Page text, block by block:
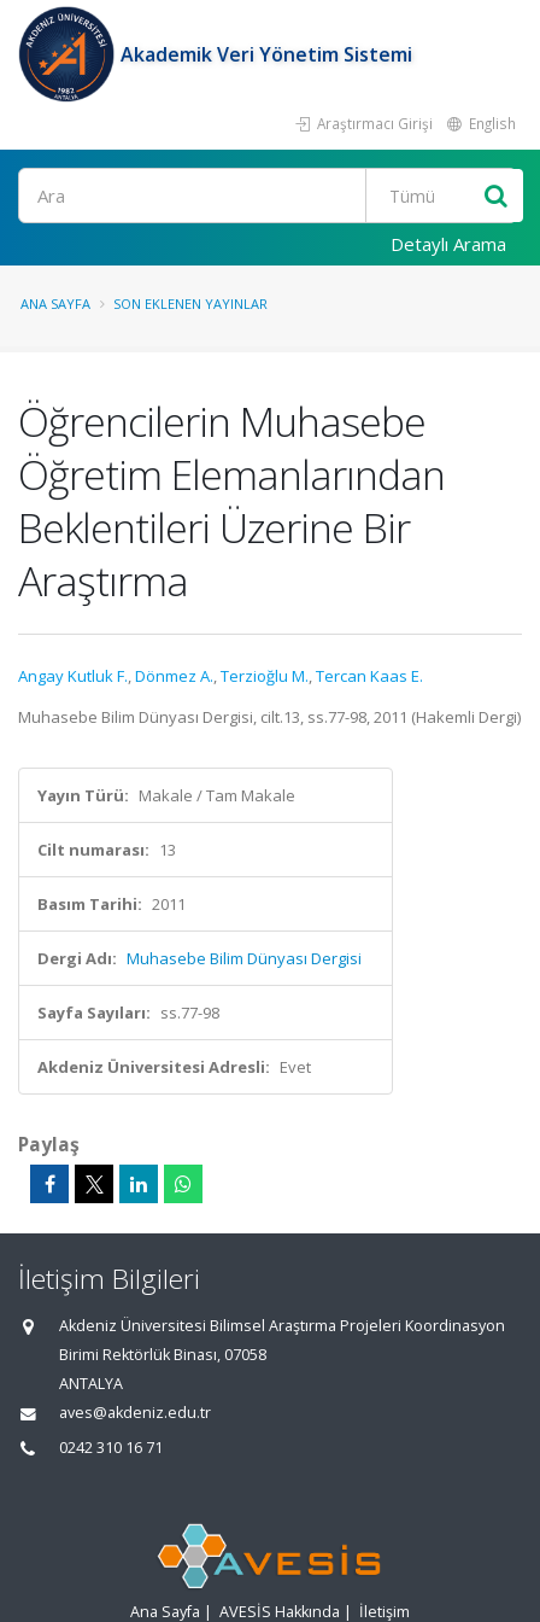
Akademik Veri Yönetim Sistemi
Araştırmacı Girişi English
Ara
Detaylı Arama
ANA SAYFA SON EKLENEN YAYINLAR
Öğrencilerin Muhasebe
Öğretim Elemanlarından
Beklentileri Üzerine Bir
Araştırma
Angay Kutluk F.,Dönmez A.,Terzioğlu M.,Tercan Kaas E.
Muhasebe Bilim Dünyası Dergisi, cilt.13, ss.77-98, 2011 (Hakemli Dergi)
Yayın Türü: Makale / Tam Makale
Cilt numarası: 13
Basım Tarihi: 2011
Dergi Adı: Muhasebe Bilim Dünyası Dergisi
Sayfa Sayıları: ss.77-98
Akdeniz Üniversitesi Adresli: Evet
Paylaş
İletişim Bilgileri
Akdeniz Üniversitesi Bilimsel Araştırma Projeleri Koordinasyon
Birimi Rektörlük Binası, 07058
ANTALYA
aves@akdeniz.edu.tr
0242 310 16 71
Ana Sayfa | AVESİS Hakkında | İletişim